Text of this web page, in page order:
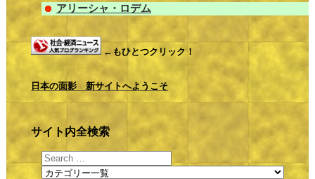
アリーシャ・ロデム
←もひとつクリック！
日本の面影 新サイトへようこそ
サイト内全検索